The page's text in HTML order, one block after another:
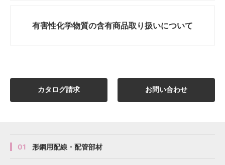
有害性化学物質の含有商品取り扱いについて
カタログ請求 お問い合わせ
01 形鋼用配線・配管部材